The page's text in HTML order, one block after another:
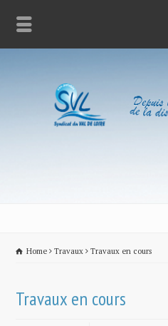
Home Travaux Travaux en cours
Travaux en cours